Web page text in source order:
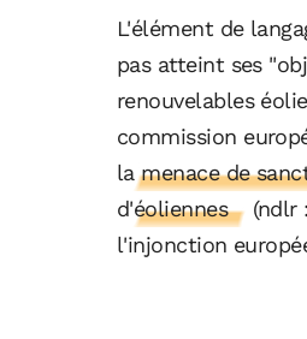
L'élément de
pas atteint ses
renouvelables
commission
la menace de
d'éoliennes
(ndlr
l'injonction